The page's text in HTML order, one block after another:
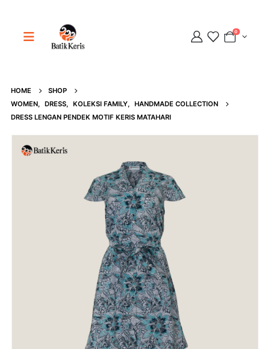
0
HOME
SHOP
WOMEN, DRESS, KOLEKSI FAMILY, HANDMADE COLLECTION
DRESS LENGAN PENDEK MOTIF KERIS MATAHARI
Adipati
Online